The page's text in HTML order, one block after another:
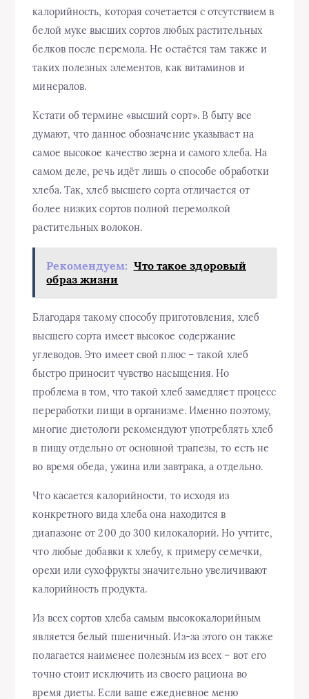
калорийность, которая сочетается с отсутствием в
белой муке высших сортов любых растительных
белков после перемола. Не остаётся там также и
таких полезных элементов, как витаминов и
минералов.
Кстати об термине «высший сорт». В быту все
думают, что данное обозначение указывает на
самое высокое качество зерна и самого хлеба. На
самом деле, речь идёт лишь о способе обработки
хлеба. Так, хлеб высшего сорта отличается от
более низких сортов полной перемолкой
растительных волокон.
Рекомендуем: Что такое здоровый
образ жизни
Благодаря такому способу приготовления, хлеб
высшего сорта имеет высокое содержание
углеводов. Это имеет свой плюс – такой хлеб
быстро приносит чувство насыщения. Но
проблема в том, что такой хлеб замедляет процесс
переработки пищи в организме. Именно поэтому,
многие диетологи рекомендуют употреблять хлеб
в пищу отдельно от основной трапезы, то есть не
во время обеда, ужина или завтрака, а отдельно.
Что касается калорийности, то исходя из
конкретного вида хлеба она находится в
диапазоне от 200 до 300 килокалорий. Но учтите,
что любые добавки к хлебу, к примеру семечки,
орехи или сухофрукты значительно увеличивают
калорийность продукта.
Из всех сортов хлеба самым высококалорийным
является белый пшеничный. Из-за этого он также
полагается наименее полезным из всех – вот его
точно стоит исключить из своего рациона во
время диеты. Если ваше ежедневное меню